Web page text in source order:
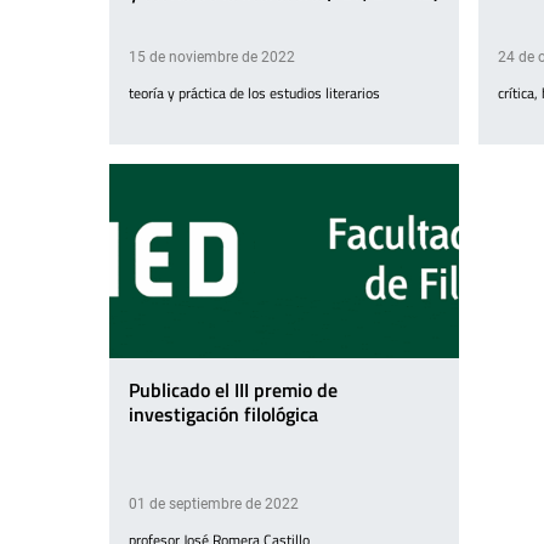
15 de noviembre de 2022
teoría y práctica de los estudios literarios
24 de
crítica,
Publicado el III premio de
investigación filológica
01 de septiembre de 2022